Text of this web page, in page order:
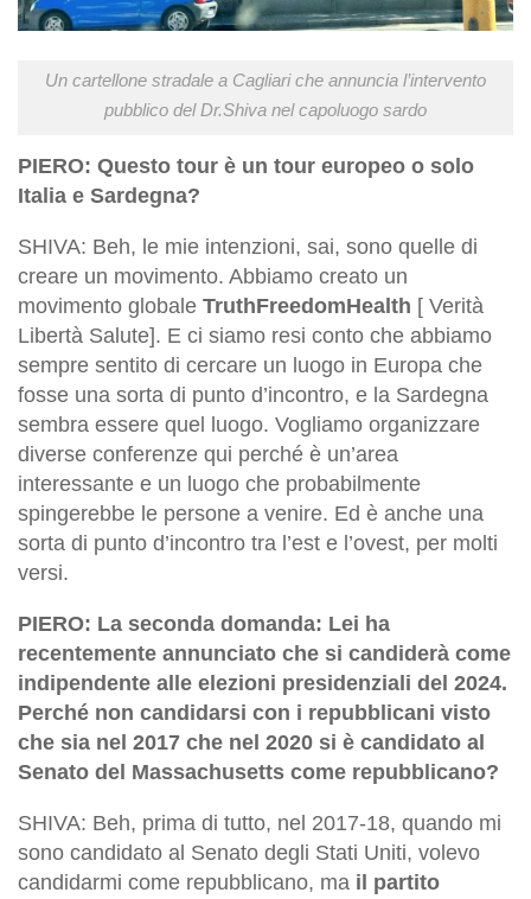
Un cartellone stradale a Cagliari che annuncia l’intervento
pubblico del Dr.Shiva nel capoluogo sardo
PIERO: Questo tour è un tour europeo o solo
Italia e Sardegna?
SHIVA: Beh, le mie intenzioni, sai, sono quelle di
creare un movimento. Abbiamo creato un
movimento globale TruthFreedomHealth [ Verità
Libertà Salute]. E ci siamo resi conto che abbiamo
sempre sentito di cercare un luogo in Europa che
fosse una sorta di punto d’incontro, e la Sardegna
sembra essere quel luogo. Vogliamo organizzare
diverse conferenze qui perché è un’area
interessante e un luogo che probabilmente
spingerebbe le persone a venire. Ed è anche una
sorta di punto d’incontro tra l’est e l’ovest, per molti
versi.
PIERO: La seconda domanda: Lei ha
recentemente annunciato che si candiderà come
indipendente alle elezioni presidenziali del 2024.
Perché non candidarsi con i repubblicani visto
che sia nel 2017 che nel 2020 si è candidato al
Senato del Massachusetts come repubblicano?
SHIVA: Beh, prima di tutto, nel 2017-18, quando mi
sono candidato al Senato degli Stati Uniti, volevo
candidarmi come repubblicano, ma il partito